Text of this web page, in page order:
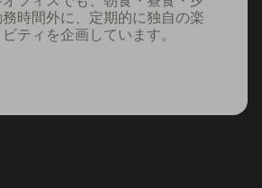
時間外に、定期的に独自の楽
ティを企画しています。